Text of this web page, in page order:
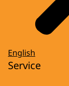
English
Service